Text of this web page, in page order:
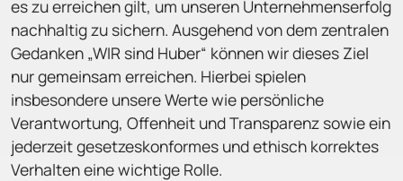
es zu erreichen gilt, um unseren Unternehmenserfolg
nachhaltig zu sichern. Ausgehend von dem zentralen
Gedanken „WIR sind Huber“ können wir dieses Ziel
nur gemeinsam erreichen. Hierbei spielen
insbesondere unsere Werte wie persönliche
Verantwortung, Offenheit und Transparenz sowie ein
jederzeit gesetzeskonformes und ethisch korrektes
Ver­halten eine wichtige Rolle.